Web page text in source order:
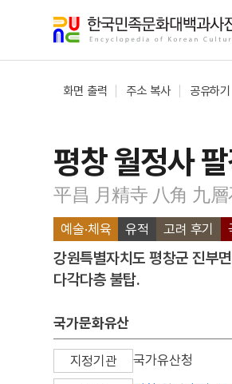
화면 출력 주소 복사 공유하기
평창 월정사
平昌 月精寺 八角 九
예술·체육 유적 고려 후기
강원특별자치도 평창군 진부
다각다층 불탑.
국가문화유산
지정기관
국가유산청